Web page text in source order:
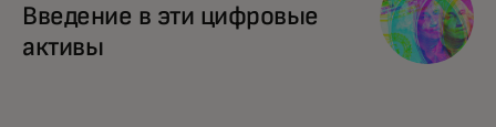
Введение в эти цифровые
активы